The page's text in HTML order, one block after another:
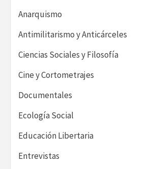
Anarquismo
Antimilitarismo y Anticárceles
Ciencias Sociales y Filosofía
Cine y Cortometrajes
Documentales
Ecología Social
Educación Libertaria
Entrevistas